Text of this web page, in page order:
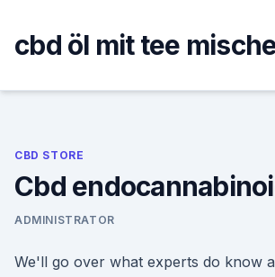
content
cbd öl mit tee
CBD STORE
Cbd
ADMINISTRATOR
We'll go over what experts do know